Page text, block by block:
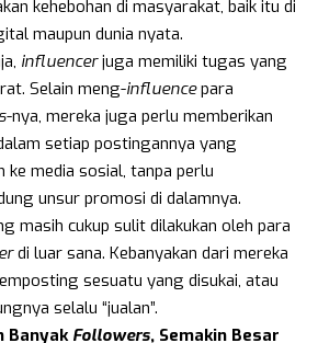
kehebohan di masyarakat, baik itu di
maupun dunia nyata.
influencerjuga memiliki tugas yang
Selain meng-influencepara
-nya, mereka juga perlu memberikan
setiap postingannya yang
ke media sosial, tanpa perlu
unsur promosi di dalamnya.
masih cukup sulit dilakukan oleh para
di luar sana. Kebanyakan dari mereka
sesuatu yang disukai, atau
selalu “jualan”.
BanyakFollowers, Semakin Besar